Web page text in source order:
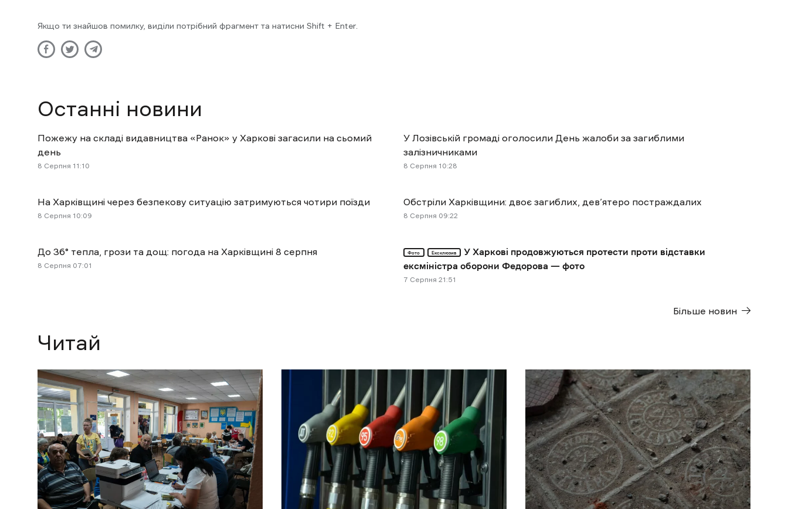
Якщо ти знайшов помилку, виділи потрібний фрагмент та натисни Shift + Enter.
Останні новини
Пожежу на складі видавництва «Ранок» у Харкові загасили на сьомий
день
8 Cерпня 11:10
У Лозівській громаді оголосили День жалоби за загиблими
залізничниками
8 Cерпня 10:28
На Харківщині через безпекову ситуацію затримуються чотири поїзди
8 Cерпня 10:09
Обстріли Харківщини: двоє загиблих, дев’ятеро постраждалих
8 Cерпня 09:22
До 36° тепла, грози та дощ: погода на Харківщині 8 серпня
8 Cерпня 07:01
Фото Ексклюзив
У Харкові продовжуються протести проти відставки
ексміністра оборони Федорова — фото
7 Cерпня 21:51
Більше новин
Читай